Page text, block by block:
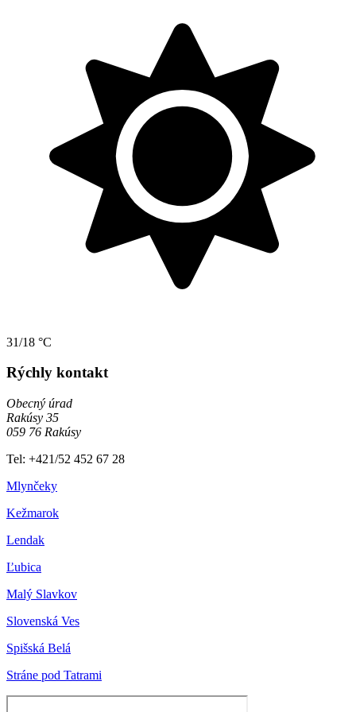
31/18 °C
Rýchly kontakt
Obecný úrad
Rakúsy 35
059 76 Rakúsy
Tel: +421/52 452 67 28
Mlynčeky
Kežmarok
Lendak
Ľubica
Malý Slavkov
Slovenská Ves
Spišská Belá
Stráne pod Tatrami